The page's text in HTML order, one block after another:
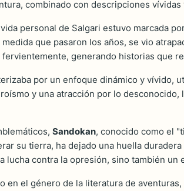
combinado con descripciones
personal de Salgari estuvo marcada
que pasaron los años, se vio
generando historias que
por un enfoque dinámico y vívido,
y una atracción por lo
Sandokan, conocido como el
su tierra, ha dejado una huella
lucha contra la opresión, sino también
en el género de la literatura de